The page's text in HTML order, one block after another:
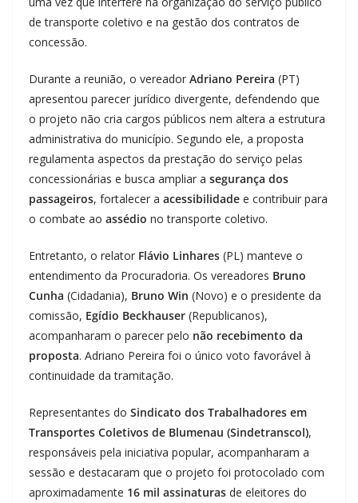
de transporte coletivo e na gestão dos contratos de
concessão.
Durante a reunião, o vereador Adriano Pereira (PT)
apresentou parecer jurídico divergente, defendendo que
o projeto não cria cargos públicos nem altera a estrutura
administrativa do município. Segundo ele, a proposta
regulamenta aspectos da prestação do serviço pelas
concessionárias e busca ampliar a segurança dos
passageiros, fortalecer a acessibilidade e contribuir para
o combate ao assédio no transporte coletivo.
Entretanto, o relator Flávio Linhares (PL) manteve o
entendimento da Procuradoria. Os vereadores Bruno
Cunha (Cidadania), Bruno Win (Novo) e o presidente da
comissão, Egídio Beckhauser (Republicanos),
acompanharam o parecer pelo não recebimento da
proposta. Adriano Pereira foi o único voto favorável à
continuidade da tramitação.
Representantes do Sindicato dos Trabalhadores em
Transportes Coletivos de Blumenau (Sindetranscol),
responsáveis pela iniciativa popular, acompanharam a
sessão e destacaram que o projeto foi protocolado com
aproximadamente 16 mil assinaturas de eleitores do